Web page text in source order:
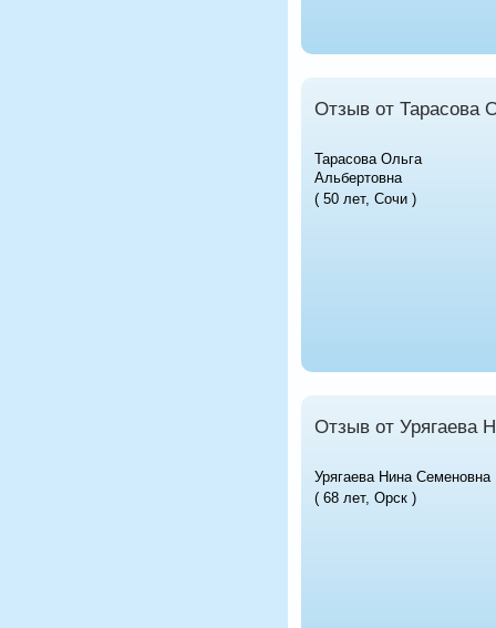
Отзыв от Тарасова
Тарасова Ольга
Альбертовна
( 50 лет, Сочи )
Отзыв от Урягаева
Урягаева Нина Семеновна
( 68 лет, Орск )